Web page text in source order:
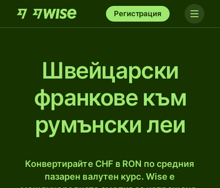
Регистрация
Швейцарски
франкове към
румънски леи
Конвертирайте CHF в RON по средния
пазарен валутен курс. Wise е